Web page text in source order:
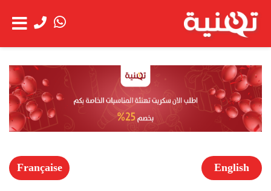
الحساب
شاهد العربة
عن
الشركة
خدمة
العملاء
الخدمات
English
Française